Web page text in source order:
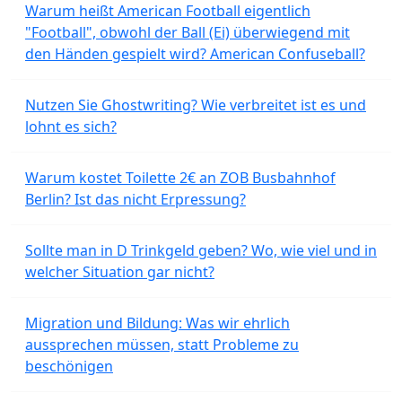
Warum heißt American Football eigentlich
"Football", obwohl der Ball (Ei) überwiegend mit
den Händen gespielt wird? American Confuseball?
Nutzen Sie Ghostwriting? Wie verbreitet ist es und
lohnt es sich?
Warum kostet Toilette 2€ an ZOB Busbahnhof
Berlin? Ist das nicht Erpressung?
Sollte man in D Trinkgeld geben? Wo, wie viel und in
welcher Situation gar nicht?
Migration und Bildung: Was wir ehrlich
aussprechen müssen, statt Probleme zu
beschönigen